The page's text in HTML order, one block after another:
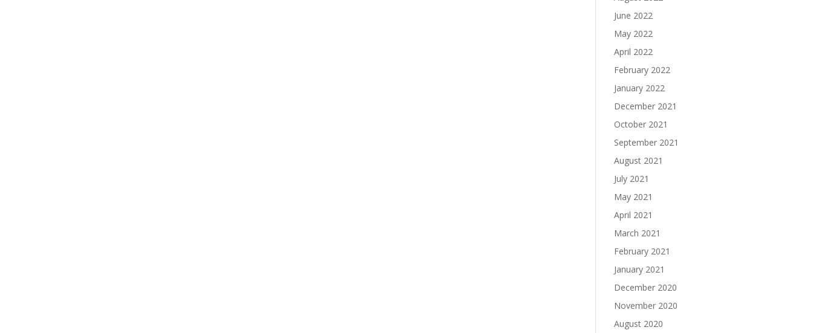
June 2022
May 2022
April 2022
February 2022
January 2022
December 2021
October 2021
September 2021
August 2021
July 2021
May 2021
April 2021
March 2021
February 2021
January 2021
December 2020
November 2020
August 2020